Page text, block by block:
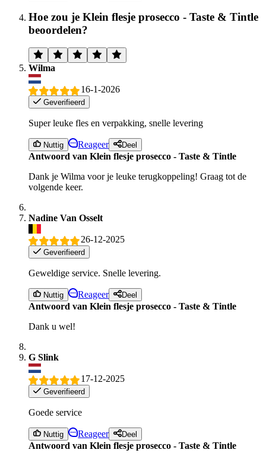
Hoe zou je Klein flesje prosecco - Taste & Tintle
beoordelen?
Wilma
16-1-2026
Geverifieerd
Super leuke fles en verpakking, snelle levering
Nuttig Reageer Deel
Antwoord van Klein flesje prosecco - Taste & Tintle
Dank je Wilma voor je leuke terugkoppeling! Graag tot de
volgende keer.
Nadine Van Osselt
26-12-2025
Geverifieerd
Geweldige service. Snelle levering.
Nuttig Reageer Deel
Antwoord van Klein flesje prosecco - Taste & Tintle
Dank u wel!
G Slink
17-12-2025
Geverifieerd
Goede service
Nuttig Reageer Deel
Antwoord van Klein flesje prosecco - Taste & Tintle